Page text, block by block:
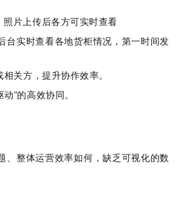
片上传后各方可实时查看
台实时查看各地货柜情况，第一时间发
关方，提升协作效率。
"的高效协同。
、整体运营效率如何，缺乏可视化的数